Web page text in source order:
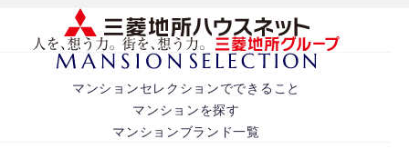
マンションセレクションでできること
マンションを探す
マンションブランド一覧